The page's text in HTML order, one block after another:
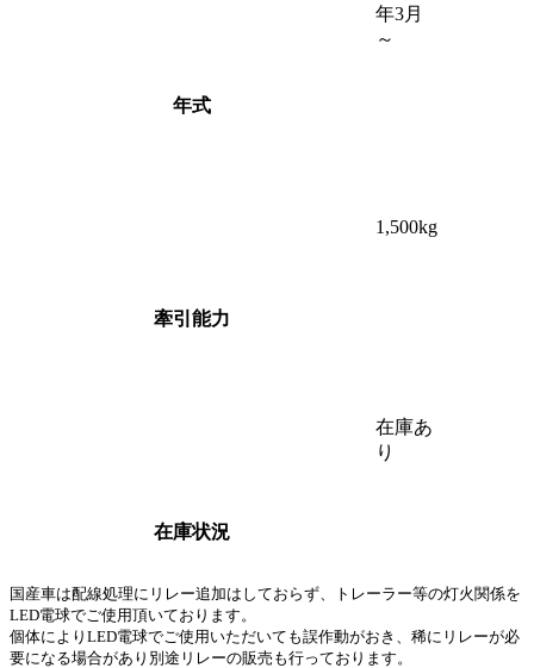
年式
年3月
～
牽引能力
1,500kg
在庫状況
在庫あ
り
国産車は配線処理にリレー追加はしておらず、トレーラー等の灯火関係を
LED電球でご使用頂いております。
個体によりLED電球でご使用いただいても誤作動がおき、稀にリレーが必
要になる場合があり別途リレーの販売も行っております。